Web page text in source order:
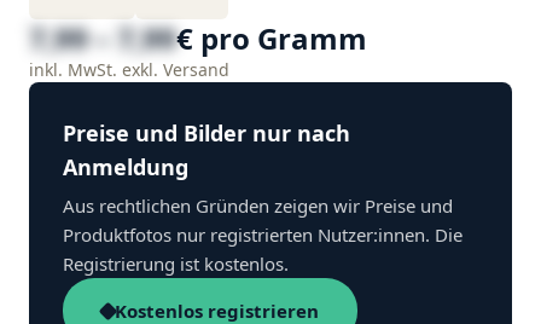
7,99 – 7,99€ pro Gramm
inkl. MwSt. exkl. Versand
Preise und Bilder nur nach
Anmeldung
Aus rechtlichen Gründen zeigen wir Preise und
Produktfotos nur registrierten Nutzer:innen. Die
Registrierung ist kostenlos.
Kostenlos registrieren